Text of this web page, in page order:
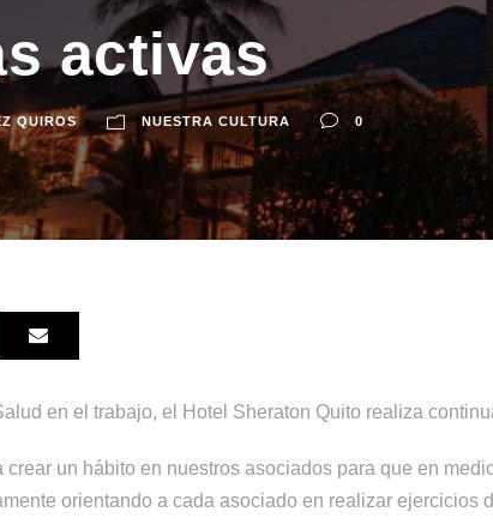
activas
QUIROS NUESTRA CULTURA 0
en el trabajo, el Hotel Sheraton Quito realiza
crear un hábito en nuestros asociados para que en
orientando a cada asociado en realizar ejercicios